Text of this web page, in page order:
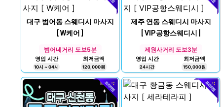
대구 범어동 스웨디시 마사지
[ W케어 ]
범어네거리 도보5분
영업 시간
10시 ~ 04시
최저금액
120,000원
제주 연동 스웨디시 마사지
[ VIP공항스웨디시 ]
제원사거리 도보3분
영업 시간
24시간
최저금액
150,000원